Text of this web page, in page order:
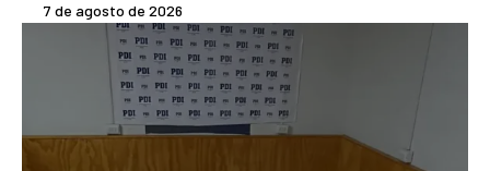
7 de agosto de 2026